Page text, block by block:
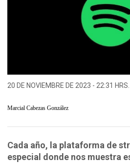
20 DE NOVIEMBRE DE 2023 - 22:31 HRS.
Marcial Cabezas González
Cada año, la plataforma de
especial donde nos muestra